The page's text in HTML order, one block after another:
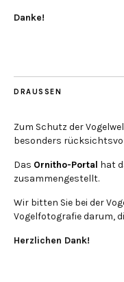
Danke!
DRAUSSEN
Zum Schutz der
besonders
Das Ornitho-Portal hat
zusammengestellt.
Wir bitten Sie bei der
Vogelfotografie darum,
Herzlichen Dank!